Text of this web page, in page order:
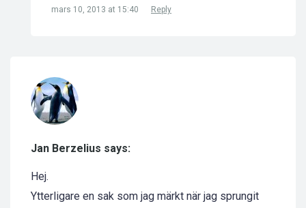
mars 10, 2013 at 15:40 Reply
Jan Berzelius says:
Hej.
Ytterligare en sak som jag märkt när jag sprungit